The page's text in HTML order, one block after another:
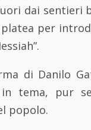
dai
per
di Danilo
tema, pur
popolo.